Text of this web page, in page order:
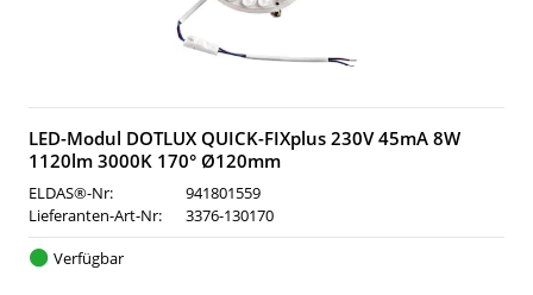
LED-Modul DOTLUX QUICK-FIXplus 230V 45mA 8W
1120lm 3000K 170° Ø120mm
ELDAS®-Nr:
941801559
Lieferanten-Art-Nr:
3376-130170
Verfügbar